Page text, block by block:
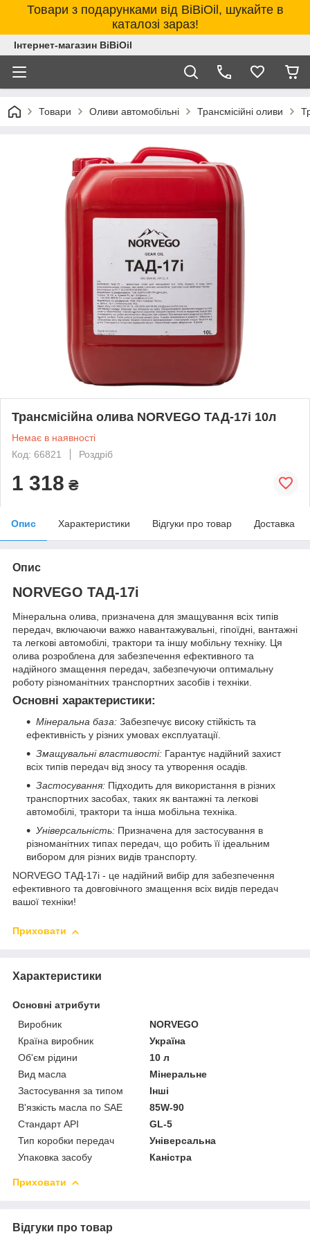
Товари з подарунками від BiBiOil, шукайте в
каталозі зараз!
Інтернет-магазин BiBiOil
Товари Оливи автомобільні Трансмісійні оливи
Трансмісійна олива NORVEGO ТАД-17і 10л
Немає в наявності
Код: 66821
Роздріб
1 318 ₴
Опис Характеристики Відгуки про товар Доставка
Опис
NORVEGO ТАД-17і
Мінеральна олива, призначена для змащування всіх типів
передач, включаючи важко навантажувальні, гіпоїдні, вантажні
та легкові автомобілі, трактори та іншу мобільну техніку. Ця
олива розроблена для забезпечення ефективного та
надійного змащення передач, забезпечуючи оптимальну
роботу різноманітних транспортних засобів і техніки.
Основні характеристики:
Мінеральна база: Забезпечує високу стійкість та
ефективність у різних умовах експлуатації.
Змащувальні властивості: Гарантує надійний захист
всіх типів передач від зносу та утворення осадів.
Застосування: Підходить для використання в різних
транспортних засобах, таких як вантажні та легкові
автомобілі, трактори та інша мобільна техніка.
Універсальність: Призначена для застосування в
різноманітних типах передач, що робить її ідеальним
вибором для різних видів транспорту.
NORVEGO ТАД-17і - це надійний вибір для забезпечення
ефективного та довговічного змащення всіх видів передач
вашої техніки!
Приховати
Характеристики
Основні атрибути
Виробник
NORVEGO
Країна виробник
Україна
Об'єм рідини
10 л
Вид масла
Мінеральне
Застосування за типом
Інші
В'язкість масла по SAE
85W-90
Стандарт API
GL-5
Тип коробки передач
Універсальна
Упаковка засобу
Каністра
Приховати
Відгуки про товар